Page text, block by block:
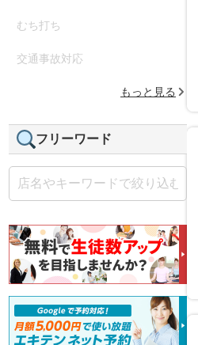
むち打ち
交通事故対応
もっと見る
フリーワード